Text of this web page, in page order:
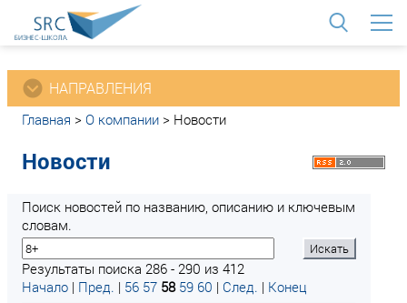
НАПРАВЛЕНИЯ
Главная > О компании > Новости
Новости
Поиск новостей по названию, описанию и ключевым
словам.
Результаты поиска 286 - 290 из 412
Начало | Пред. | 56 57 58 59 60 | След. | Конец